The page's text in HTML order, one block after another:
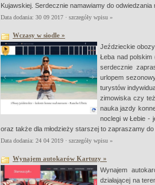
Kujawskiej. Serdecznie namawiamy do odwiedzania
Data dodania: 30 09 2017 · szczegóły wpisu »
Wczasy w siodle »
Jeździeckie
Łeba nad
serdecznie
urlopem
turystów
zimowiska czy
nauka jazdy
noclegi w Łebie -
oraz także dla młodzieży starszej to zapraszamy
Data dodania: 24 04 2019 · szczegóły wpisu »
Wynajem autokarów Kartuzy »
Wynajem
działającej na